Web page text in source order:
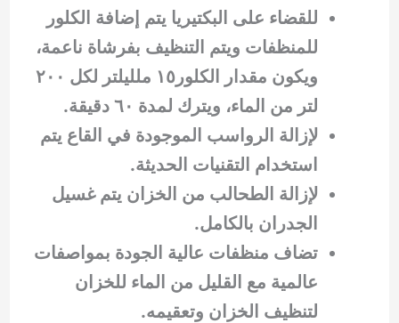
للقضاء على البكتيريا يتم إضافة الكلور
للمنظفات ويتم التنظيف بفرشاة ناعمة،
ويكون مقدار الكلور١٥ ملليلتر لكل ٢٠٠
لتر من الماء، ويترك لمدة ٦٠ دقيقة.
لإزالة الرواسب الموجودة في القاع يتم
استخدام التقنيات الحديثة.
لإزالة الطحالب من الخزان يتم غسيل
الجدران بالكامل.
تضاف منظفات عالية الجودة بمواصفات
عالمية مع القليل من الماء للخزان
لتنظيف الخزان وتعقيمه.